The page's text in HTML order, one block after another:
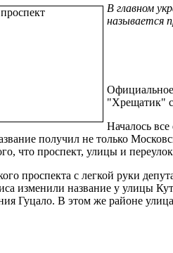
В главном
называется
Официальное
"Хрещатик"
Началось
получил не только
что проспект, улицы и
проспекта с легкой руки
изменили название у улицы
Гуцало. В этом же районе